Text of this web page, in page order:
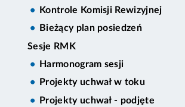
Kontrole Komisji Rewizyjnej
Bieżący plan posiedzeń
Sesje RMK
Harmonogram sesji
Projekty uchwał w toku
Projekty uchwał - podjęte